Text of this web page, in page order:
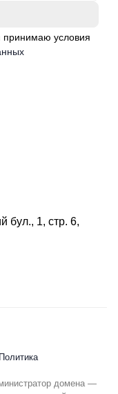
принимаю условия
бул., 1, стр. 6,
Политика
домена —